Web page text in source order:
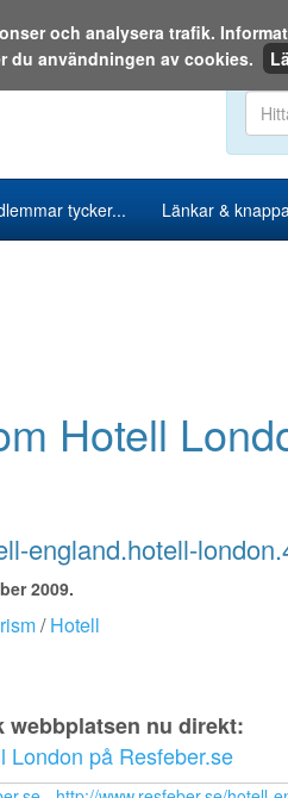
tycker... Länkar &
Hotell
england.hotell-
2009.
/Hotell
webbplatsen nu direkt:
London på Resfeber.se
och analysera trafik.
du användningen av cookies.